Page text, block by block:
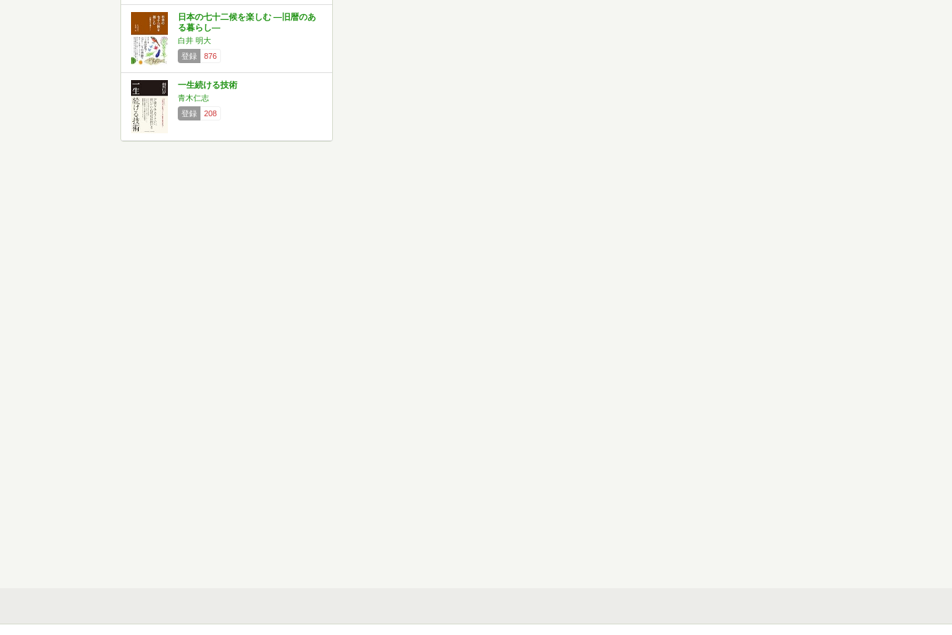
日本の七十二候を楽しむ ―旧暦のあ
る暮らし―
白井 明大
登録
876
一生続ける技術
青木仁志
登録
208